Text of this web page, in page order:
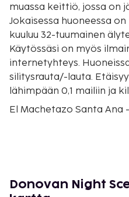
muassa keittiö, jossa on
Jokaisessa huoneessa
kuuluu 32-tuumainen
Käytössäsi on myös
internetyhteys.
silitysrauta/-lauta.
lähimpään 0,1 mailiin ja
El Machetazo Santa Ana
Mola-museo - 0,5 km /
Palacio de las Garzas
Donovan Night